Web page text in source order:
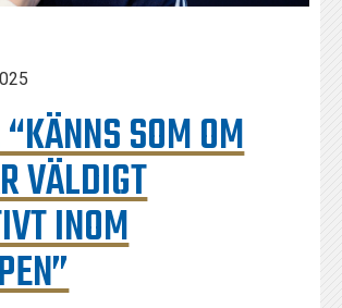
SOM OM
VÄLDIGT
INOM